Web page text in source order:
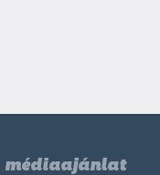
médiaajánlat